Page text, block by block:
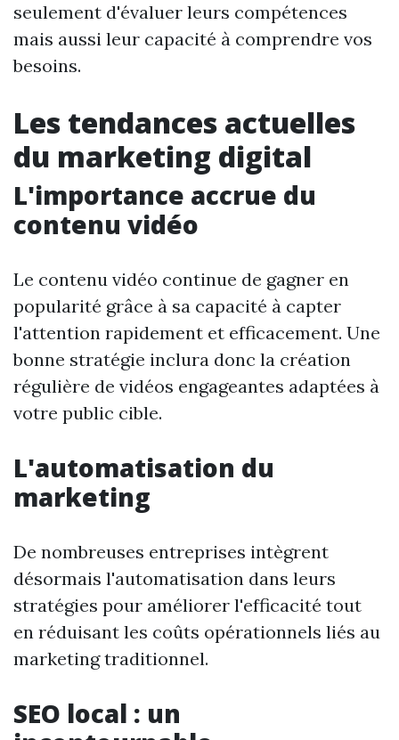
seulement d'évaluer leurs compétences
mais aussi leur capacité à comprendre vos
besoins.
Les tendances actuelles
du marketing digital
L'importance accrue du
contenu vidéo
Le contenu vidéo continue de gagner en
popularité grâce à sa capacité à capter
l'attention rapidement et efficacement. Une
bonne stratégie inclura donc la création
régulière de vidéos engageantes adaptées à
votre public cible.
L'automatisation du
marketing
De nombreuses entreprises intègrent
désormais l'automatisation dans leurs
stratégies pour améliorer l'efficacité tout
en réduisant les coûts opérationnels liés au
marketing traditionnel.
SEO local : un